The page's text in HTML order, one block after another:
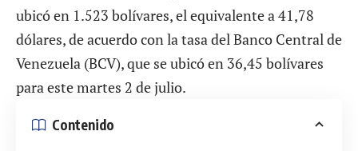
ubicó en 1.523 bolívares, el equivalente a 41,78
dólares, de acuerdo con la tasa del Banco Central de
Venezuela (BCV), que se ubicó en 36,45 bolívares
para este martes 2 de julio.
Contenido